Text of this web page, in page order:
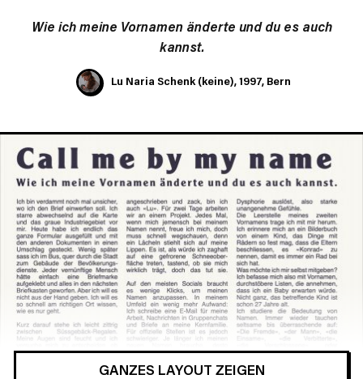
Wie ich meine Vornamen änderte und du es auch
kannst.
Lu Naria Schenk (keine), 1997, Bern
GANZES LAYOUT ZEIGEN